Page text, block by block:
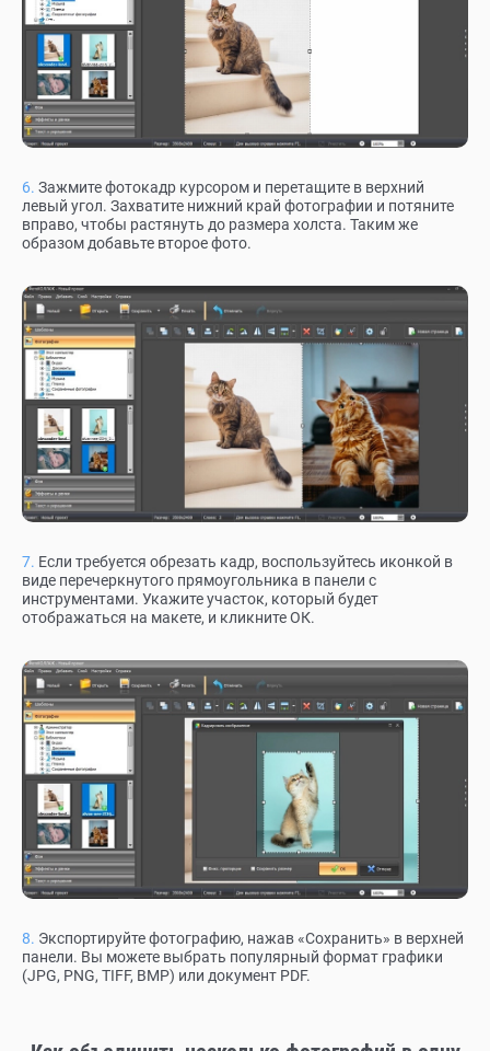
Зажмите фотокадр курсором и перетащите в верхний
левый угол. Захватите нижний край фотографии и потяните
вправо, чтобы растянуть до размера холста. Таким же
образом добавьте второе фото.
Если требуется обрезать кадр, воспользуйтесь иконкой в
виде перечеркнутого прямоугольника в панели с
инструментами. Укажите участок, который будет
отображаться на макете, и кликните ОК.
Экспортируйте фотографию, нажав «Сохранить» в верхней
панели. Вы можете выбрать популярный формат графики
(JPG, PNG, TIFF, BMP) или документ PDF.